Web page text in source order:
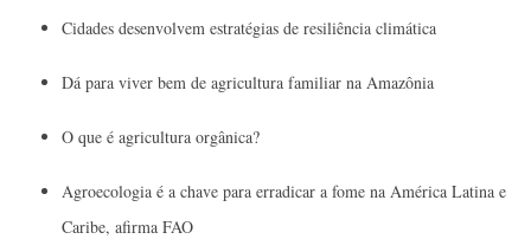
Cidades desenvolvem estratégias de resiliência climática
Dá para viver bem de agricultura familiar na Amazônia
O que é agricultura orgânica?
Agroecologia é a chave para erradicar a fome na América Latina e
Caribe, afirma FAO